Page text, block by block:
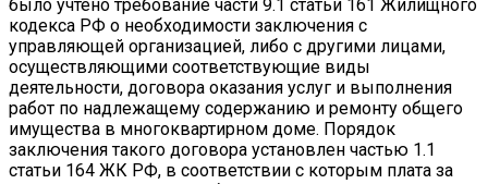
было учтено требование части 9.1 статьи 161 Жилищного
кодекса РФ о необходимости заключения с
управляющей организацией, либо с другими лицами,
осуществляющими соответствующие виды
деятельности, договора оказания услуг и выполнения
работ по надлежащему содержанию и ремонту общего
имущества в многоквартирном доме. Порядок
заключения такого договора установлен частью 1.1
статьи 164 ЖК РФ, в соответствии с которым плата за